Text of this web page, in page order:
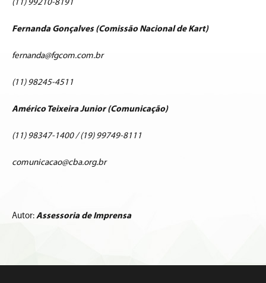
(11) 99210-8191
Fernanda Gonçalves (Comissão Nacional de Kart)
fernanda@fgcom.com.br
(11) 98245-4511
Américo Teixeira Junior (Comunicação)
(11) 98347-1400 / (19) 99749-8111
comunicacao@cba.org.br
Autor: Assessoria de Imprensa